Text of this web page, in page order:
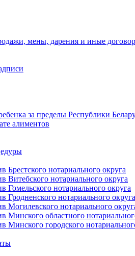
мены, дарения и иные
за пределы Республики
алиментов
Брестского нотариального округа
Витебского нотариального округа
Гомельского нотариального округа
Гродненского нотариального округа
Могилевского нотариального
Минского областного
Минского городского